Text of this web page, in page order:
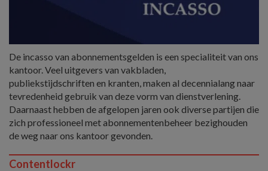
De incasso van abonnementsgelden is een specialiteit van ons
kantoor. Veel uitgevers van vakbladen,
publiekstijdschriften en kranten, maken al decennialang naar
tevredenheid gebruik van deze vorm van dienstverlening.
Daarnaast hebben de afgelopen jaren ook diverse partijen die
zich professioneel met abonnementenbeheer bezighouden
de weg naar ons kantoor gevonden.
Contentlockr